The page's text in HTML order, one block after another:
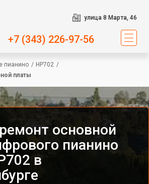
улица 8 Марта, 46
+7 (343) 226-97-56
пианино / HP702 /
платы
основной
пианино
в